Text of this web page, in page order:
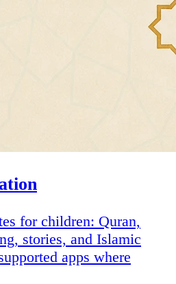
for children: Quran,
stories, and Islamic
apps where